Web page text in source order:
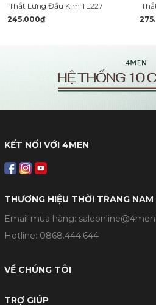
Thắt Lưng Đầu Kim TL227
245.000₫
KẾT NỐI VỚI 4MEN
THƯƠNG HIỆU THỜI TRANG
Email mua hàng:
Hotline: 0868.444.644
VỀ CHÚNG TÔI
TRỢ GIÚP